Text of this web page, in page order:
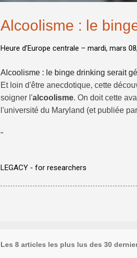
Alcoolisme : le
Heure d’Europe centrale – mardi, mars
Alcoolisme : le binge drinking serait
Et loin d'être anecdotique, cette
soigner l'alcoolisme. On doit cette
l'université du Maryland (et publiée
"
LEGACY - for researchers
Les 8 articles les plus lus des 30